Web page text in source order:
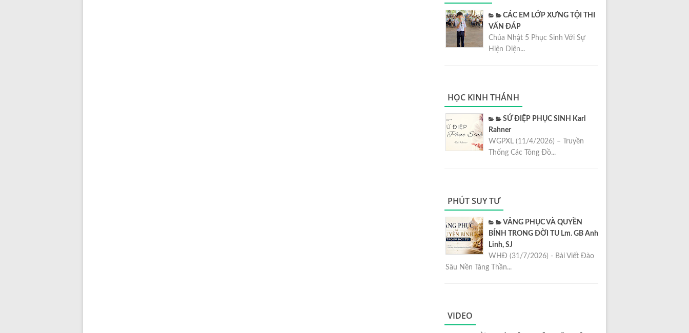
CÁC EM LỚP XƯNG TỘI THI
VẤN ĐÁP
Chúa Nhật 5 Phục Sinh Với Sự
Hiện Diện...
HỌC KINH THÁNH
SỨ ĐIỆP PHỤC SINH Karl
Rahner
WGPXL (11/4/2026) – Truyền
Thống Các Tông Đồ...
PHÚT SUY TƯ
VÂNG PHỤC VÀ QUYỀN
BÍNH TRONG ĐỜI TU Lm. GB Anh
Linh, SJ
WHĐ (31/7/2026) - Bài Viết Đào
Sâu Nền Tảng Thần...
VIDEO